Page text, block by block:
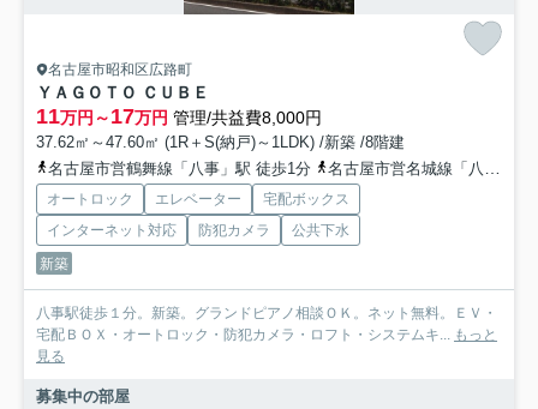
名古屋市昭和区広路町
ＹＡＧＯＴＯ ＣＵＢＥ
11万円～17万円 管理/共益費8,000円
37.62㎡～47.60㎡ (1R＋S(納戸)～1LDK) /新築 /8階建
名古屋市営鶴舞線「八事」駅 徒歩1分
名古屋市営名城線「八事」駅 徒歩1分
オートロック エレベーター
宅配ボックス
インターネット対応
防犯カメラ
公共下水
新築
八事駅徒歩１分。新築。グランドピアノ相談ＯＫ。ネット無料。ＥＶ・
宅配ＢＯＸ・オートロック・防犯カメラ・ロフト・システムキ... もっと
見る
募集中の部屋